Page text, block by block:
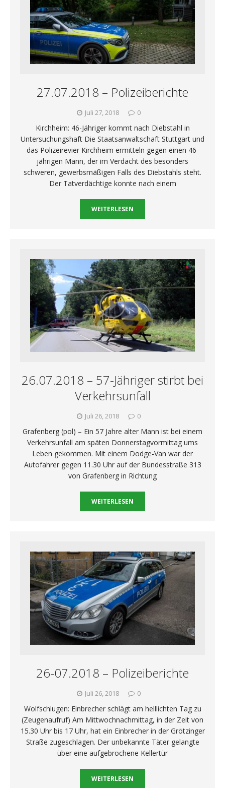
27.07.2018 – Polizeiberichte
Juli 27, 2018 0
Kirchheim: 46-Jähriger kommt nach Diebstahl in
Untersuchungshaft Die Staatsanwaltschaft Stuttgart und
das Polizeirevier Kirchheim ermitteln gegen einen 46-
jährigen Mann, der im Verdacht des besonders
schweren, gewerbsmäßigen Falls des Diebstahls steht.
Der Tatverdächtige konnte nach einem
WEITERLESEN
26.07.2018 – 57-Jähriger stirbt bei
Verkehrsunfall
Juli 26, 2018 0
Grafenberg (pol) – Ein 57 Jahre alter Mann ist bei einem
Verkehrsunfall am späten Donnerstagvormittag ums
Leben gekommen. Mit einem Dodge-Van war der
Autofahrer gegen 11.30 Uhr auf der Bundesstraße 313
von Grafenberg in Richtung
WEITERLESEN
26-07.2018 – Polizeiberichte
Juli 26, 2018 0
Wolfschlugen: Einbrecher schlägt am helllichten Tag zu
(Zeugenaufruf) Am Mittwochnachmittag, in der Zeit von
15.30 Uhr bis 17 Uhr, hat ein Einbrecher in der Grötzinger
Straße zugeschlagen. Der unbekannte Täter gelangte
über eine aufgebrochene Kellertür
WEITERLESEN